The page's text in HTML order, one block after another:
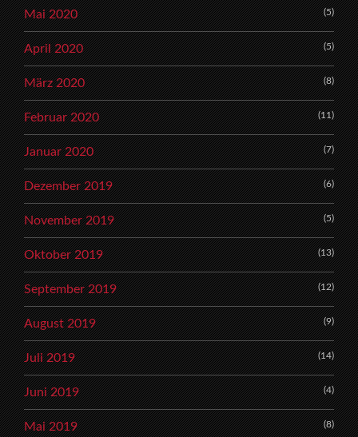
Mai 2020 (5)
April 2020 (5)
März 2020 (8)
Februar 2020 (11)
Januar 2020 (7)
Dezember 2019 (6)
November 2019 (5)
Oktober 2019 (13)
September 2019 (12)
August 2019 (9)
Juli 2019 (14)
Juni 2019 (4)
Mai 2019 (8)